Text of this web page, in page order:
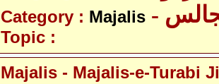
Category : Majalis
Topic :
Majalis - Majalis-e-Turabi